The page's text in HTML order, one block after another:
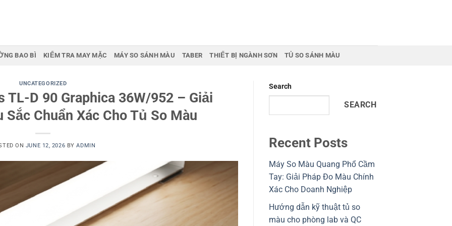
BAO BÌ KIỂM TRA MAY MẶC MÁY SO SÁNH MÀU TABER THIẾT BỊ NGÀNH SƠN TỦ SO SÁNH MÀU
UNCATEGORIZED
TL-D 90 Graphica 36W/952 – Giải
Sắc Chuẩn Xác Cho Tủ So Màu
ON JUNE 12, 2026 BYADMIN
Search
SEARCH
Recent Posts
Máy So Màu Quang Phổ Cầm
Tay: Giải Pháp Đo Màu Chính
Xác Cho Doanh Nghiệp
Hướng dẫn kỹ thuật tủ so
màu cho phòng lab và QC